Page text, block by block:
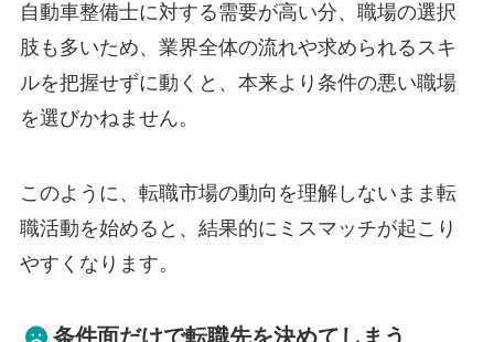
自動車整備士に対する需要が高い分、職場の選択
肢も多いため、業界全体の流れや求められるスキ
ルを把握せずに動くと、本来より条件の悪い職場
を選びかねません。
このように、転職市場の動向を理解しないまま転
職活動を始めると、結果的にミスマッチが起こり
やすくなります。
条件面だけで転職先を決めてしまう